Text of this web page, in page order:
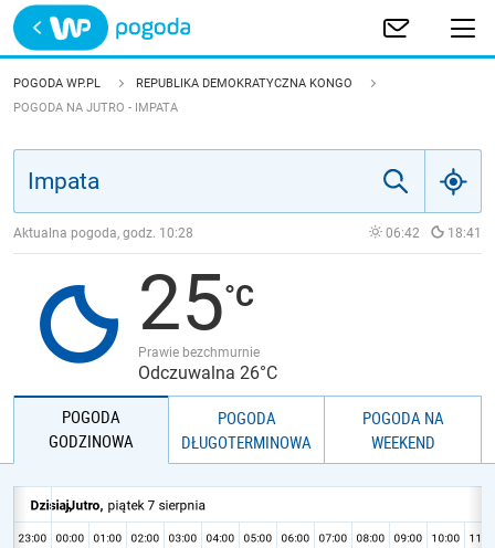
Trwa ładowanie
POLSKA
JAKOŚĆ POWIETRZA
POGODA WP.PL
REPUBLIKA DEMOKRATYCZNA KONGO
POGODA NA JUTRO - IMPATA
Aktualna pogoda, godz. 10:28 06:42 18:41
25
Prawie bezchmurnie
Odczuwalna 26°C
POGODA
GODZINOWA
POGODA
DŁUGOTERMINOWA
POGODA NA
WEEKEND